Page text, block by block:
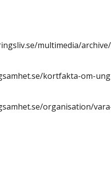
multimedia/
kortfakta-om-
organisation/